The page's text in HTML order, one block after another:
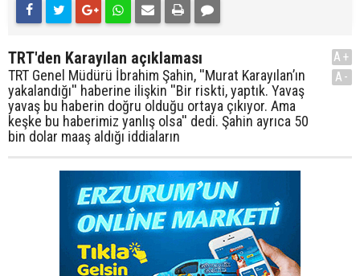
TRT'den Karayılan açıklaması
TRT Genel Müdürü İbrahim Şahin, ''Murat Karayılan’ın
yakalandığı'' haberine ilişkin ''Bir riskti, yaptık. Yavaş
yavaş bu haberin doğru olduğu ortaya çıkıyor. Ama
keşke bu haberimiz yanlış olsa'' dedi. Şahin ayrıca 50
bin dolar maaş aldığı iddiaların
A+
A-